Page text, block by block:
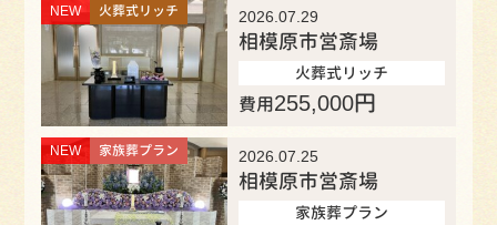
NEW 火葬式リッチ 2026.07.29
相模原市営斎場
火葬式リッチ
費用255,000円
NEW 家族葬プラン 2026.07.25
相模原市営斎場
家族葬プラン